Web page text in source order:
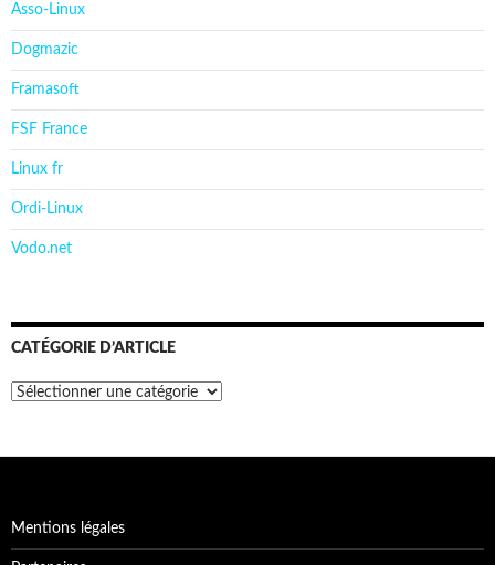
Asso-Linux
Dogmazic
Framasoft
FSF France
Linux fr
Ordi-Linux
Vodo.net
CATÉGORIE D’ARTICLE
Catégorie
Mentions légales